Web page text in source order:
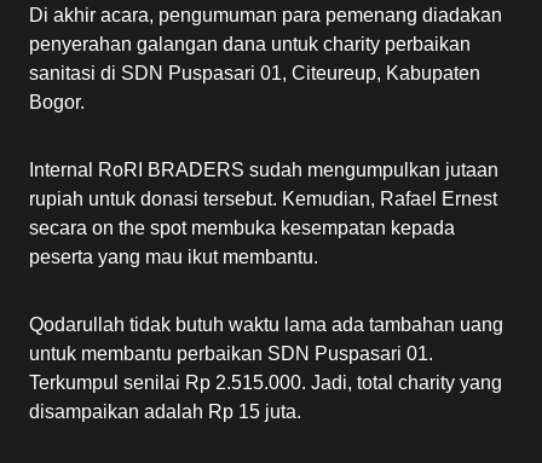
Di akhir acara, pengumuman para pemenang diadakan
penyerahan galangan dana untuk charity perbaikan
sanitasi di SDN Puspasari 01, Citeureup, Kabupaten
Bogor.
Internal RoRI BRADERS sudah mengumpulkan jutaan
rupiah untuk donasi tersebut. Kemudian, Rafael Ernest
secara on the spot membuka kesempatan kepada
peserta yang mau ikut membantu.
Qodarullah tidak butuh waktu lama ada tambahan uang
untuk membantu perbaikan SDN Puspasari 01.
Terkumpul senilai Rp 2.515.000. Jadi, total charity yang
disampaikan adalah Rp 15 juta.